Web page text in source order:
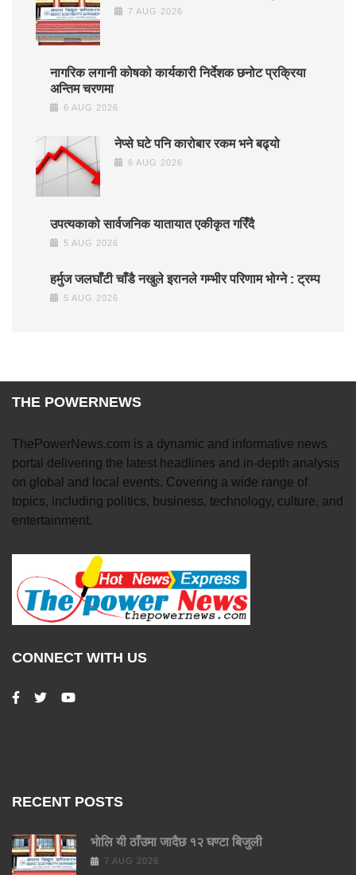
7 AUG 2026
नागरिक लगानी कोषको कार्यकारी निर्देशक छनोट प्रक्रिया
अन्तिम चरणमा
6 AUG 2026
नेप्से घटे पनि कारोबार रकम भने बढ्यो
6 AUG 2026
उपत्यकाको सार्वजनिक यातायात एकीकृत गरिँदै
5 AUG 2026
हर्मुज जलघाँटी चाँडै नखुले इरानले गम्भीर परिणाम भोग्ने : ट्रम्प
5 AUG 2026
THE POWERNEWS
ThePowerNews.com is a dynamic and informative news
portal delivering the latest headlines and in-depth analysis
on global and local events. Covering a wide range of
topics, including politics, business, technology, culture, and
entertainment.
CONNECT WITH US
RECENT POSTS
भाेलि यी ठाँउमा जादैछ १२ घण्टा बिजुली
7 AUG 2026